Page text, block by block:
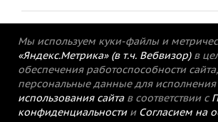
Мы используем куки-файлы и
«Яндекс.Метрика» (в т.ч. Вебвизор) в
обеспечения работоспособности
персональные данные для исполнения
использования сайтав соответствии с
конфиденциальностии Согласием на